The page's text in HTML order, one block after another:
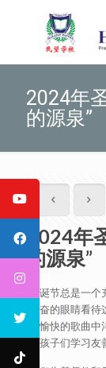
2024年
的源泉”
2024年
的源泉”
圣诞节总是一
兴奋的眼睛看
和愉快的歌曲
的孩子们学习